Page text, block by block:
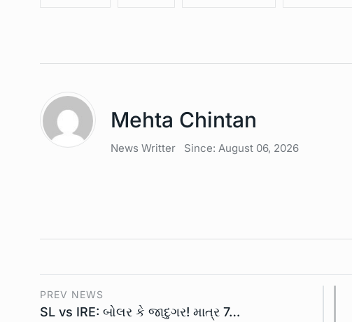
Mehta Chintan
News Writter Since: August 06, 2026
PREV NEWS
SL vs IRE: બોલર કે જાદુગર! માત્ર 7…